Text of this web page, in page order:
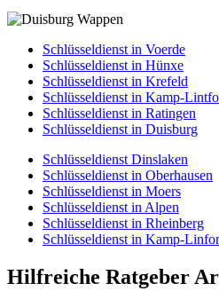
Schlüsseldienst in Voerde
Schlüsseldienst in Hünxe
Schlüsseldienst in Krefeld
Schlüsseldienst in Kamp-
Schlüsseldienst in Ratingen
Schlüsseldienst in Duisburg
Schlüsseldienst Dinslaken
Schlüsseldienst in Oberhausen
Schlüsseldienst in Moers
Schlüsseldienst in Alpen
Schlüsseldienst in Rheinberg
Schlüsseldienst in Kamp-
Hilfreiche Ratgeber